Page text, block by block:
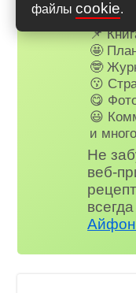
файлы cookie.
✅
📌
🤩
🤓
😗
😋
😃
и
Не
веб-
Айфон